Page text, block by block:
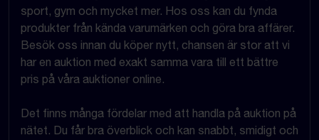
sport, gym och mycket mer. Hos oss kan du fynda
produkter från kända varumärken och göra bra affärer.
Besök oss innan du köper nytt, chansen är stor att vi
har en auktion med exakt samma vara till ett bättre
pris på våra auktioner online.
Det finns många fördelar med att handla på auktion på
nätet. Du får bra överblick och kan snabbt, smidigt och